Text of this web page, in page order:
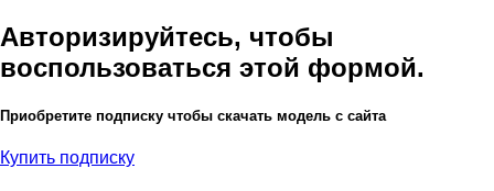
Авторизируйтесь, чтобы
воспользоваться этой формой.
Приобретите подписку чтобы скачать модель с сайта
Купить подписку